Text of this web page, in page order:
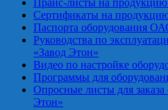
Прайс-листы на
Сертификаты на
Паспорта оборудования
Руководства по
«Завод Этон»
Видео по настройке
Программы для
Опросные листы для
Этон»